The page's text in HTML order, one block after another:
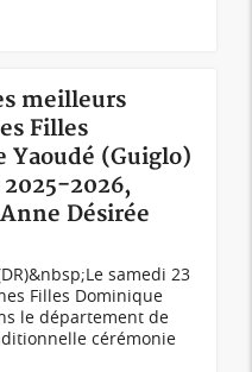
meilleurs
Filles
Yaoudé (Guiglo)
2026,
Désirée
samedi 23
Filles Dominique
le département de
cérémonie